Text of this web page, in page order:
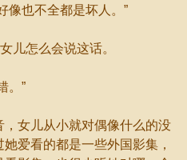
也不全都是坏人。”
怎么会说这话。
。”
女儿从小就对偶像什么的没
爱看的都是一些外国影集，